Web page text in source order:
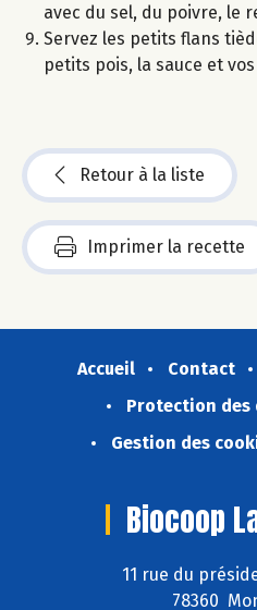
avec du sel, du poivre, le
Servez les petits flans
petits pois, la sauce et
Retour à la liste
Imprimer la recette
Accueil Contact
Protection des
Gestion des
Biocoop
11 rue du
78360